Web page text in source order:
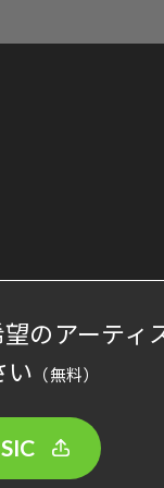
のアーティ
い （無料）